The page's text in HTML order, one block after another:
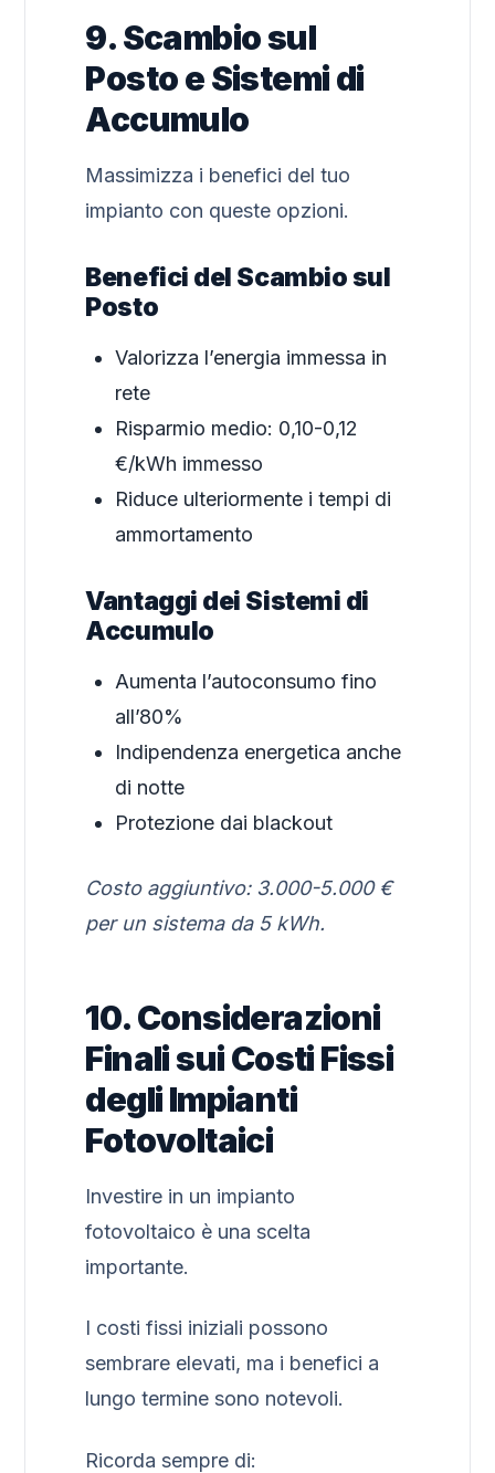
9. Scambio sul
Posto e Sistemi di
Accumulo
Massimizza i benefici del tuo
impianto con queste opzioni.
Benefici del Scambio sul
Posto
Valorizza l’energia immessa in
rete
Risparmio medio: 0,10-0,12
€/kWh immesso
Riduce ulteriormente i tempi di
ammortamento
Vantaggi dei Sistemi di
Accumulo
Aumenta l’autoconsumo fino
all’80%
Indipendenza energetica anche
di notte
Protezione dai blackout
Costo aggiuntivo: 3.000-5.000 €
per un sistema da 5 kWh.
10. Considerazioni
Finali sui Costi Fissi
degli Impianti
Fotovoltaici
Investire in un impianto
fotovoltaico è una scelta
importante.
I costi fissi iniziali possono
sembrare elevati, ma i benefici a
lungo termine sono notevoli.
Ricorda sempre di: